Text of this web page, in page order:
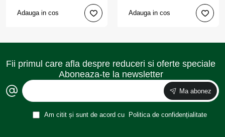
Adauga in cos Adauga in cos
Fii primul care afla despre reduceri si oferte speciale
Aboneaza-te la newsletter
Ma abonez
Am citit și sunt de acord cu Politica de confidențialitate